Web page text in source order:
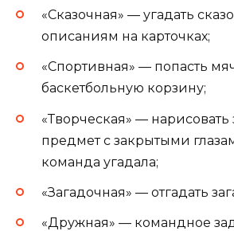
«Сказочная» — угадать
описаниям на карточках;
«Спортивная» — попасть
баскетбольную корзину;
«Творческая» —
предмет с закрытыми
команда угадала;
«Загадочная» — отгадать
«Дружная» — командное